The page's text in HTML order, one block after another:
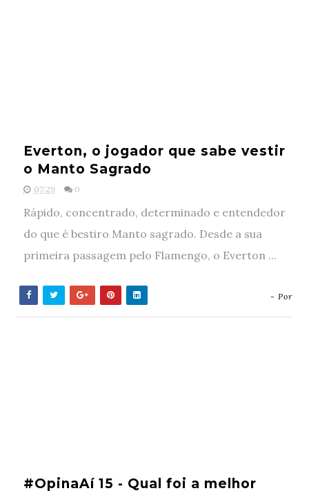
Everton, o jogador que sabe vestir
o Manto Sagrado
07:29 0
Rápido, concentrado, determinado e entendedor
do que é bestiro Manto sagrado. Desde a sua
primeira passagem pelo Flamengo, o Everton ...
- Por
#OpinaAí 15 - Qual foi a melhor